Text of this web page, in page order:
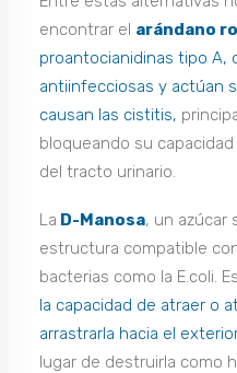
encontrar el arándano
proantocianidinas tipo A,
antiinfecciosas y actúan
causan las cistitis,
bloqueando su
del tracto urinario.
La D-Manosa, un azúcar
estructura compatible
bacterias como la E.coli.
la capacidad de atraer o
arrastrarla hacia el
lugar de destruirla como